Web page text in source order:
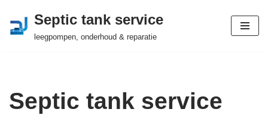
Ga
Septic tank service
leegpompen, onderhoud & reparatie
Septic tank service